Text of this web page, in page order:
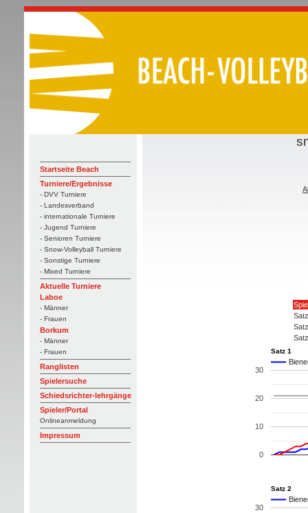
Startseite Beach
Turniere/Ergebnisse
- DVV Turniere
- Landesverband
- internationale Turniere
- Jugend Turniere
- Senioren Turniere
- Snow-Volleyball Turniere
- Sonstige Turniere
- Mixed Turniere
Aktuelle Turniere
Laboe
- Männer
- Frauen
Borkum
- Männer
- Frauen
Ranglisten
Spielersuche
Schiedsrichter-lehrgänge
Spieler/Portal
Onlineanmeldung
Impressum
Satz 1
0
10
20
30
Satz 2
30